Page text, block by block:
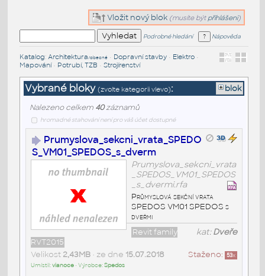
Vložit nový blok (musíte být přihlášeni)
Podrobné hledání Nápověda
Katalog: Architektura/obecné• Dopravní stavby• Elektro•
Mapování• Potrubí, TZB • Strojírenství
Vybrané bloky (zvolte kategorii vlevo): blok
Nalezeno celkem 40záznamů
hromadné stahování není pro váš účet dostupné
Prumyslova_sekcni_vrata_SPEDO
S_VM01_SPEDOS_s_dverm
Prumyslova_sekcni_vrata
_SPEDOS_VM01_SPEDOS
_s_dvermi.rfa
Průmyslová sekční vrata
SPEDOS VM01 SPEDOS s
dveřmi
kat:Dveře
Revit family
RVT2015
Staženo: 53x
Velikost 2,43MB• ze dne 15.07.2018
Umístil:vianoce• Výrobce:Spedos